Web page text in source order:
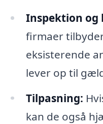
Inspektion og
firmaer
eksisterende
lever op til
Tilpasning:
kan de også